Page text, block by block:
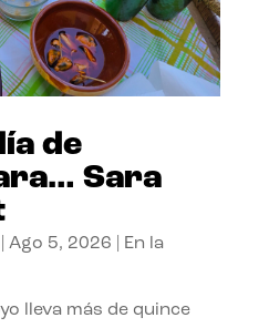
de
Sara
Ago 5, 2026
En la
lleva más de quince